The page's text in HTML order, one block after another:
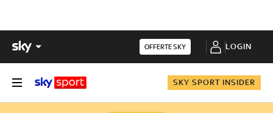
OFFERTE SKY LOGIN
SKY SPORT INSIDER